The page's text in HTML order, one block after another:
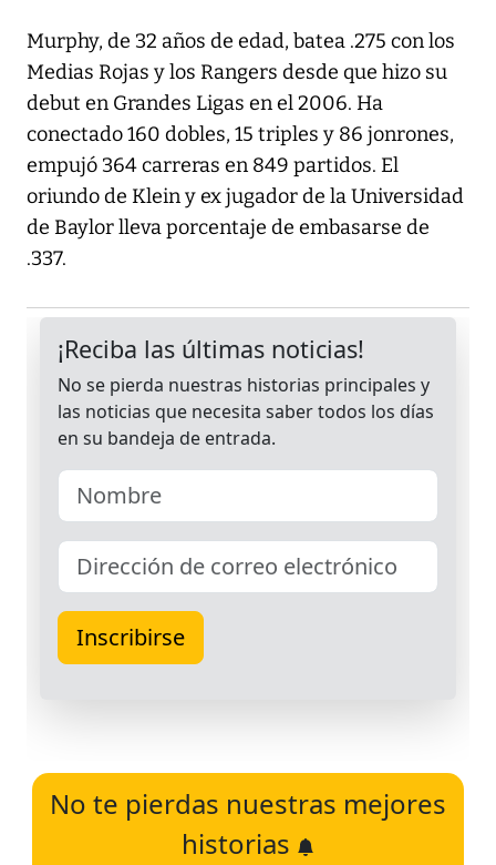
Murphy, de 32 años de edad, batea .275 con los
Medias Rojas y los Rangers desde que hizo su
debut en Grandes Ligas en el 2006. Ha
conectado 160 dobles, 15 triples y 86 jonrones,
empujó 364 carreras en 849 partidos. El
oriundo de Klein y ex jugador de la Universidad
de Baylor lleva porcentaje de embasarse de
.337.
No te pierdas nuestras mejores
historias